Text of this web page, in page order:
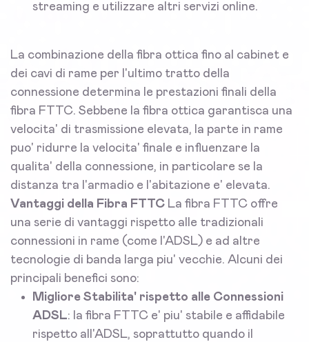
streaming e utilizzare altri servizi online.
La combinazione della fibra ottica fino al cabinet e
dei cavi di rame per l'ultimo tratto della
connessione determina le prestazioni finali della
fibra FTTC. Sebbene la fibra ottica garantisca una
velocita' di trasmissione elevata, la parte in rame
puo' ridurre la velocita' finale e influenzare la
qualita' della connessione, in particolare se la
distanza tra l'armadio e l'abitazione e' elevata.
Vantaggi della Fibra FTTC La fibra FTTC offre
una serie di vantaggi rispetto alle tradizionali
connessioni in rame (come l'ADSL) e ad altre
tecnologie di banda larga piu' vecchie. Alcuni dei
principali benefici sono:
Migliore Stabilita' rispetto alle Connessioni
ADSL: la fibra FTTC e' piu' stabile e affidabile
rispetto all'ADSL, soprattutto quando il